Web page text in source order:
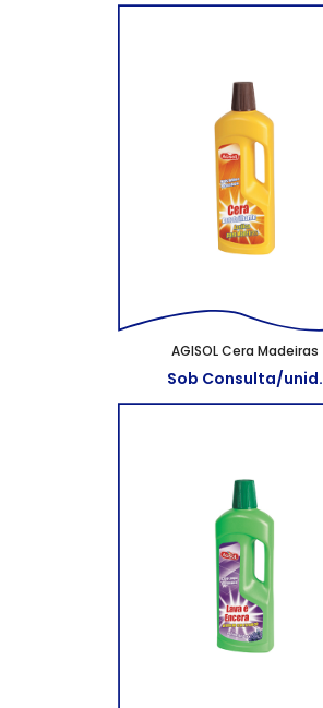
AGISOL Cera Madeiras
Sob Consulta/unid.